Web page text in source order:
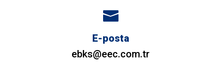
E-posta
ebks@eec.com.tr